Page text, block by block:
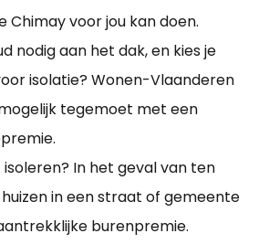
Chimay voor jou kan doen.
nodig aan het dak, en kies je
isolatie? Wonen-Vlaanderen
tegemoet met een
In het geval van ten
huizen in een straat of gemeente
burenpremie.